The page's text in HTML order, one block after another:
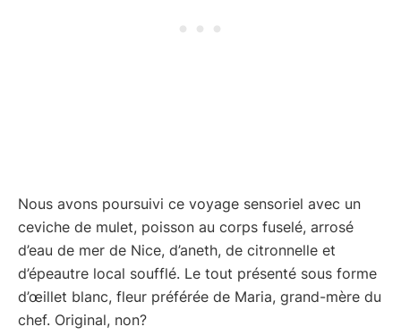
Nous avons poursuivi ce voyage sensoriel avec un
ceviche de mulet, poisson au corps fuselé, arrosé
d’eau de mer de Nice, d’aneth, de citronnelle et
d’épeautre local soufflé. Le tout présenté sous forme
d’œillet blanc, fleur préférée de Maria, grand-mère du
chef. Original, non?